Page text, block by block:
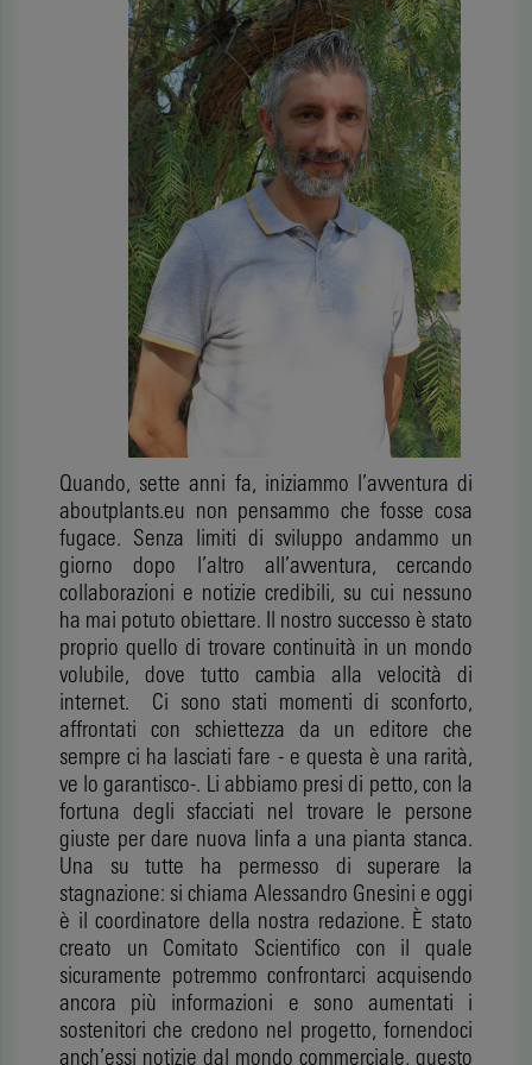
Quando, sette anni fa, iniziammo l’avventura di
aboutplants.eu non pensammo che fosse cosa
fugace. Senza limiti di sviluppo andammo un
giorno dopo l’altro all’avventura, cercando
collaborazioni e notizie credibili, su cui nessuno
ha mai potuto obiettare. Il nostro successo è stato
proprio quello di trovare continuità in un mondo
volubile, dove tutto cambia alla velocità di
internet. Ci sono stati momenti di sconforto,
affrontati con schiettezza da un editore che
sempre ci ha lasciati fare - e questa è una rarità,
ve lo garantisco-. Li abbiamo presi di petto, con la
fortuna degli sfacciati nel trovare le persone
giuste per dare nuova linfa a una pianta stanca.
Una su tutte ha permesso di superare la
stagnazione: si chiama Alessandro Gnesini e oggi
è il coordinatore della nostra redazione. È stato
creato un Comitato Scientifico con il quale
sicuramente potremmo confrontarci acquisendo
ancora più informazioni e sono aumentati i
sostenitori che credono nel progetto, fornendoci
anch’essi notizie dal mondo commerciale, questo